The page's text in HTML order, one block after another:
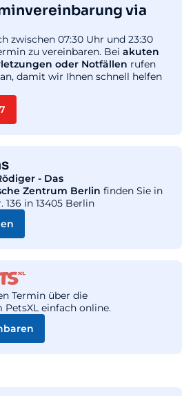
via
zwischen 07:30 Uhr und 23:30
zu vereinbaren. Bei akuten
oder Notfällen rufen
damit wir Ihnen schnell helfen
- Das
Zentrum Berlin finden Sie in
in 13405 Berlin
Termin über die
einfach online.